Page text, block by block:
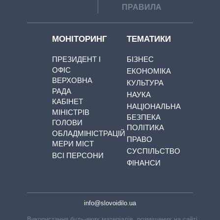
ПРАВИЛА
МОНІТОРИНГ
ПРЕЗИДЕНТ І
ОФІС
ВЕРХОВНА
РАДА
КАБІНЕТ
МІНІСТРІВ
ГОЛОВИ
ОБЛАДМІНІСТРАЦІЙ
МЕРИ МІСТ
ВСІ ПЕРСОНИ
ТЕМАТИКИ
БІЗНЕС
ЕКОНОМІКА
КУЛЬТУРА
НАУКА
НАЦІОНАЛЬНА
БЕЗПЕКА
ПОЛІТИКА
ПРАВО
СУСПІЛЬСТВО
ФІНАНСИ
info@slovoidilo.ua